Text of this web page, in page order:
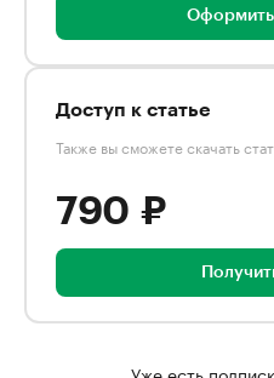
Оформить
Доступ к статье
Также вы сможете скачать
790 ₽